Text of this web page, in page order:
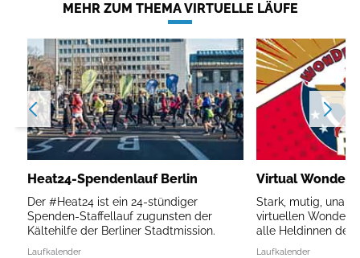
MEHR ZUM THEMA VIRTUELLE LÄUFE
Heat24-Spendenlauf Berlin
Der #Heat24 ist ein 24-stündiger
Spenden-Staffellauf zugunsten der
Kältehilfe der Berliner Stadtmission.
Laufkalender
Virtual
Stark, mutig,
virtuellen
alle Heldinnen des
Laufkalender